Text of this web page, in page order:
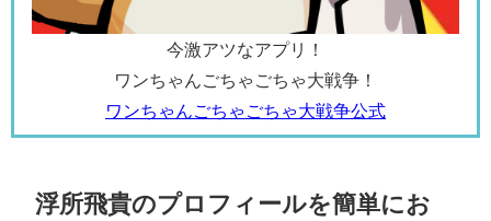
今激アツなアプリ！
ワンちゃんごちゃごちゃ大戦争！
ワンちゃんごちゃごちゃ大戦争公式
浮所飛貴のプロフィールを簡単にお